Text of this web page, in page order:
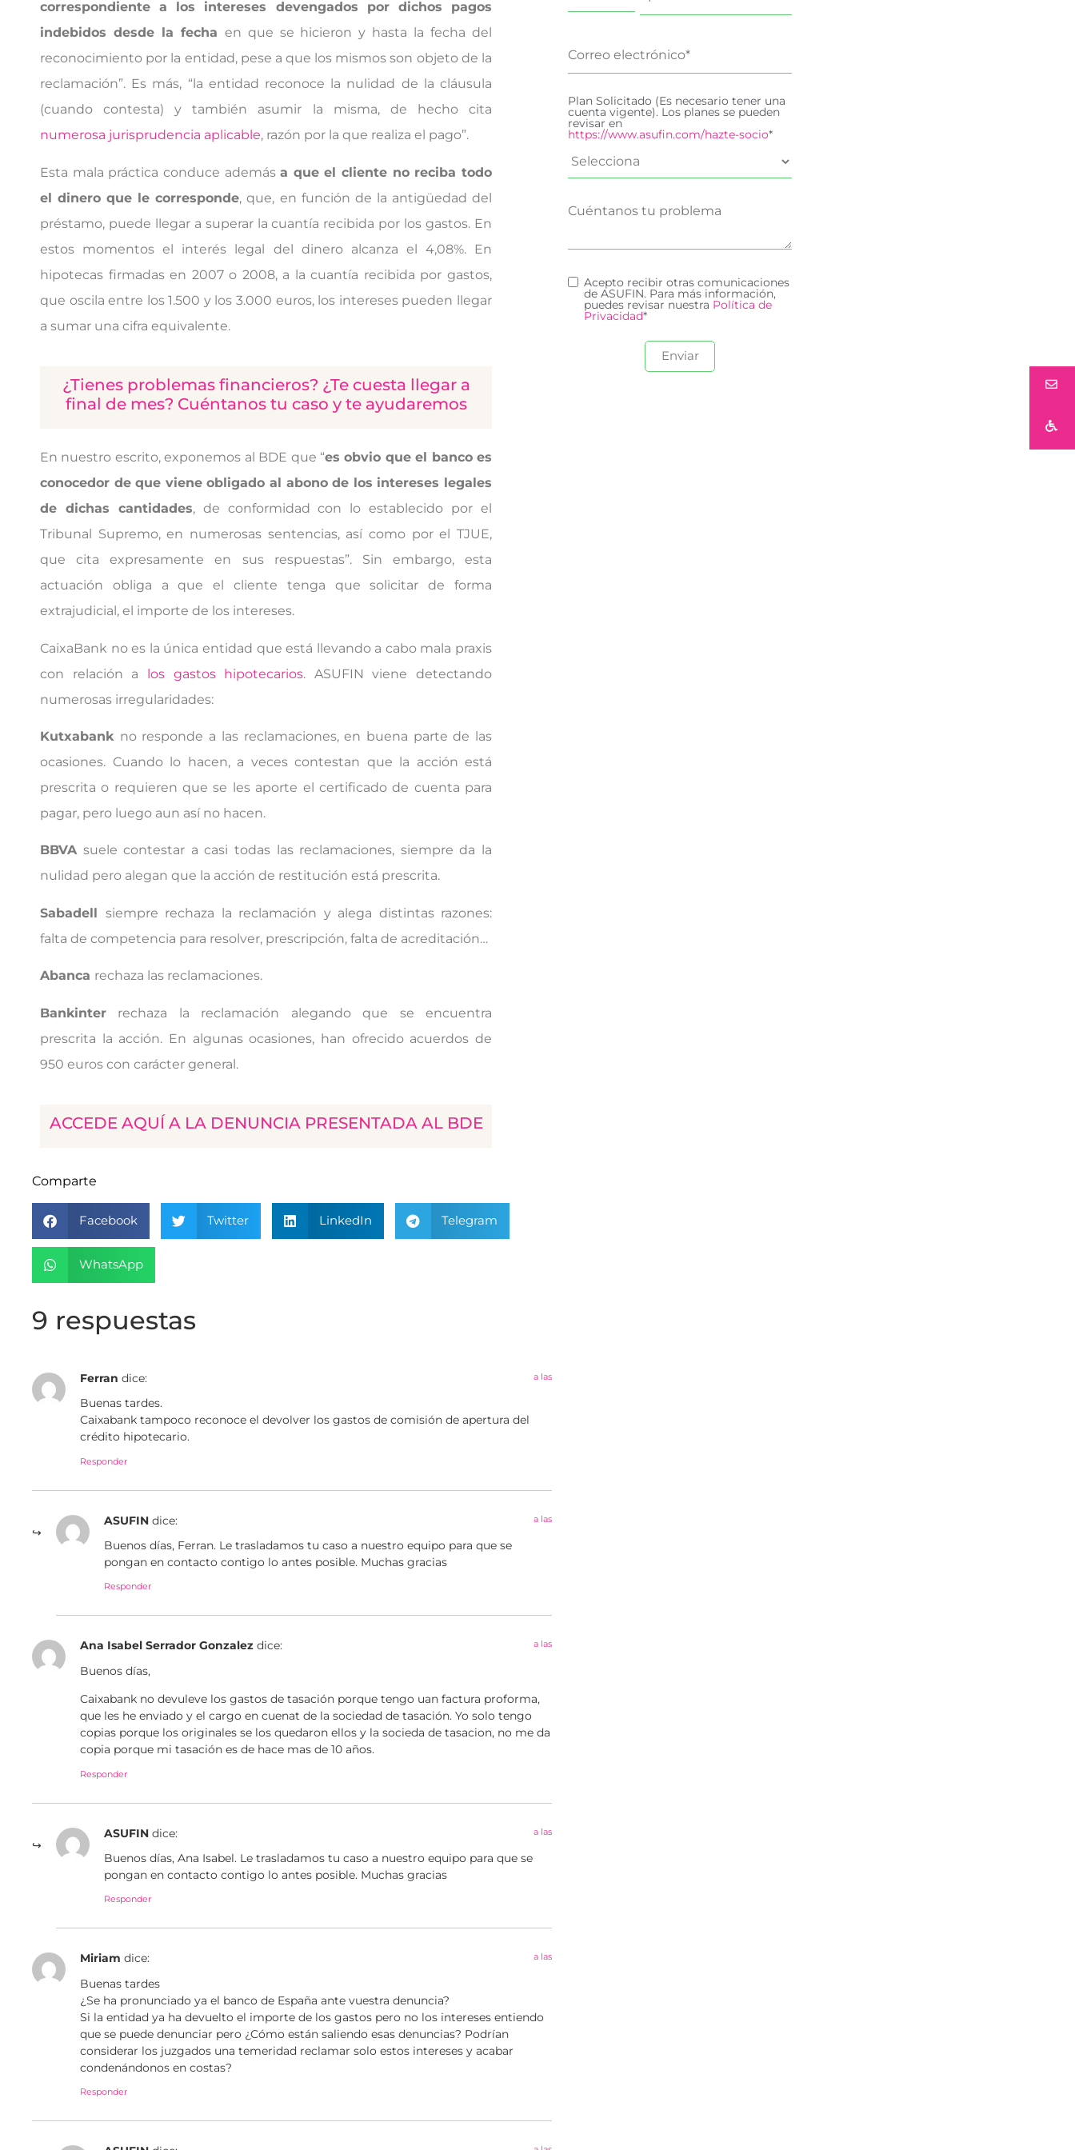
correspondiente a los intereses devengados por dichos pagos
indebidos desde la fecha en que se hicieron y hasta la fecha del
reconocimiento por la entidad, pese a que los mismos son objeto de la
reclamación”. Es más, “la entidad reconoce la nulidad de la cláusula
(cuando contesta) y también asumir la misma, de hecho cita
numerosa jurisprudencia aplicable, razón por la que realiza el pago”.
Esta mala práctica conduce ademása que el cliente no reciba todo
el dinero que le corresponde, que, en función de la antigüedad del
préstamo, puede llegar a superar la cuantía recibida por los gastos. En
estos momentos el interés legal del dinero alcanza el 4,08%. En
hipotecas firmadas en 2007 o 2008, a la cuantía recibida por gastos,
que oscila entre los 1.500 y los 3.000 euros, los intereses pueden llegar
a sumar una cifra equivalente.
¿Tienes problemas financieros? ¿Te cuesta llegar a
final de mes? Cuéntanos tu caso y te ayudaremos
En nuestro escrito, exponemos al BDE que “es obvio que el banco es
conocedor de que viene obligado al abono de los intereses legales
de dichas cantidades, de conformidad con lo establecido por el
Tribunal Supremo, en numerosas sentencias, así como por el TJUE,
que cita expresamente en sus respuestas”. Sin embargo, esta
actuación obliga a que el cliente tenga que solicitar de forma
extrajudicial, el importe de los intereses.
CaixaBank no es la única entidad que está llevando a cabo mala praxis
con relación a los gastos hipotecarios. ASUFIN viene detectando
numerosas irregularidades:
Kutxabank no responde a las reclamaciones, en buena parte de las
ocasiones. Cuando lo hacen, a veces contestan que la acción está
prescrita o requieren que se les aporte el certificado de cuenta para
pagar, pero luego aun así no hacen.
BBVAsuele contestar a casi todas las reclamaciones, siempre da la
nulidad pero alegan que la acción de restitución está prescrita.
Sabadell siempre rechaza la reclamación y alega distintas razones:
falta de competencia para resolver, prescripción, falta de acreditación…
Abanca rechaza las reclamaciones.
Bankinter rechaza la reclamación alegando que se encuentra
prescrita la acción. En algunas ocasiones, han ofrecido acuerdos de
950 euros con carácter general.
ACCEDE AQUÍ A LA DENUNCIA PRESENTADA AL BDE
Comparte
Facebook Twitter LinkedIn Telegram
WhatsApp
9 respuestas
Ferran dice: a las
Buenas tardes.
Caixabank tampoco reconoce el devolver los gastos de comisión de apertura del
crédito hipotecario.
Responder
ASUFIN dice: a las
Buenos días, Ferran. Le trasladamos tu caso a nuestro equipo para que se
pongan en contacto contigo lo antes posible. Muchas gracias
Responder
Ana Isabel Serrador Gonzalez dice: a las
Buenos días,
Caixabank no devuleve los gastos de tasación porque tengo uan factura proforma,
que les he enviado y el cargo en cuenat de la sociedad de tasación. Yo solo tengo
copias porque los originales se los quedaron ellos y la socieda de tasacion, no me da
copia porque mi tasación es de hace mas de 10 años.
Responder
ASUFIN dice: a las
Buenos días, Ana Isabel. Le trasladamos tu caso a nuestro equipo para que se
pongan en contacto contigo lo antes posible. Muchas gracias
Responder
Miriam dice: a las
Buenas tardes
¿Se ha pronunciado ya el banco de España ante vuestra denuncia?
Si la entidad ya ha devuelto el importe de los gastos pero no los intereses entiendo
que se puede denunciar pero ¿Cómo están saliendo esas denuncias? Podrían
considerar los juzgados una temeridad reclamar solo estos intereses y acabar
condenándonos en costas?
Responder
Plan Solicitado (Es necesario tener una
cuenta vigente). Los planes se pueden
revisar en
https://www.asufin.com/hazte-socio*
Acepto recibir otras comunicaciones
de ASUFIN. Para más información,
puedes revisar nuestra Política de
Privacidad*